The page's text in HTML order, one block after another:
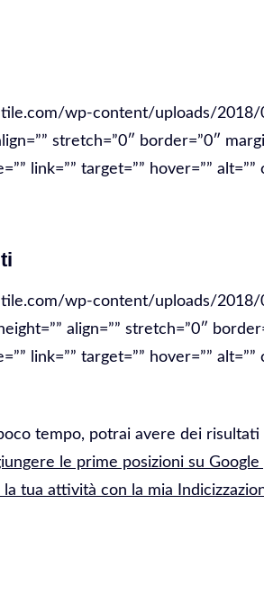
wp-content/uploads/
stretch=”0″ border=”0″
link=”” target=”” hover=”” alt=””
wp-content/uploads/
align=”” stretch=”0″
link=”” target=”” hover=”” alt=””
tempo, potrai avere dei
le prime posizioni su
tua attività con la mia